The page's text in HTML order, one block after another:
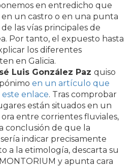
en entredicho que
en un castro o en una punta
las vías principales de
Por tanto, el expuesto hasta
los diferentes
en Galicia.
Luis González Paz quiso
en un artículo que
enlace. Tras comprobar
están situados en un
entre corrientes fluviales,
conclusión de que la
indicar precisamente
a la etimología, descarta su
y apunta cara